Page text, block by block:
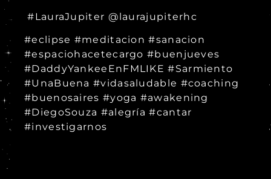
#LauraJupiter @laurajupiterhc
#eclipse #meditacion #sanacion
#espaciohacetecargo #buenjueves
#DaddyYankeeEnFMLIKE #Sarmiento
#UnaBuena #vidasaludable #coaching
#buenosaires #yoga #awakening
#DiegoSouza #alegría #cantar
#investigarnos